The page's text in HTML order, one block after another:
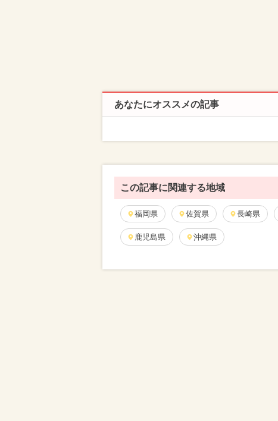
あなたにオススメの記事
この記事に関連する地域
福岡県 佐賀県 長崎県
鹿児島県 沖縄県